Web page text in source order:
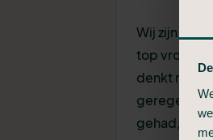
Wij zijn heel
top vrouw
denkt met
geregeld
gehad,